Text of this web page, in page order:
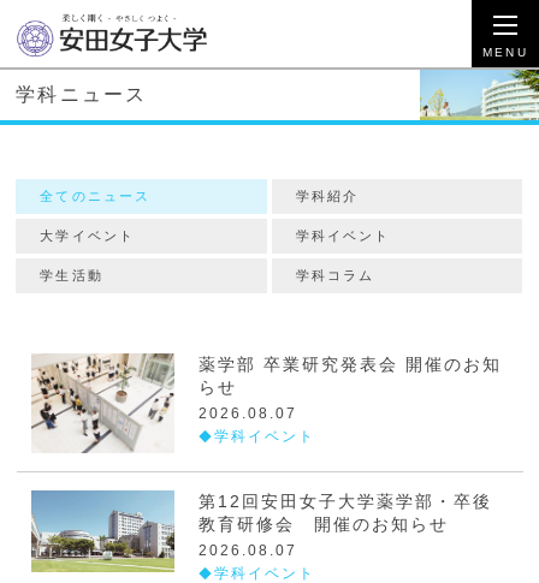
学科ニュース
全てのニュース 学科紹介
大学イベント 学科イベント
学生活動 学科コラム
薬学部 卒業研究発表会 開催のお知
らせ
2026.08.07
学科イベント
第12回安田女子大学薬学部・卒後
教育研修会 開催のお知らせ
2026.08.07
学科イベント